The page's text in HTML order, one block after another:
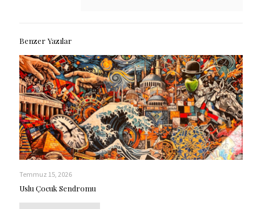
Benzer Yazılar
Temmuz 15, 2026
Uslu Çocuk Sendromu